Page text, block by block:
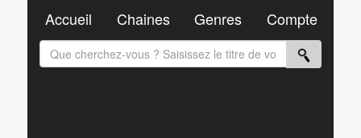
Accueil Chaines Genres Compte